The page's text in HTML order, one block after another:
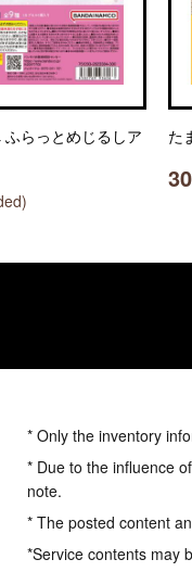
らっとめじるしア
た
* Only the inventory
* Due to the influence
note.
* The posted content
*Service contents may